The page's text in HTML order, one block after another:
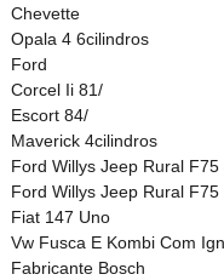
Chevette
Opala 4 6cilindros
Ford
Corcel Ii 81/
Escort 84/
Maverick 4cilindros
Ford Willys Jeep Rural
Ford Willys Jeep Rural
Fiat 147 Uno
Vw Fusca E Kombi Com
Fabricante Bosch